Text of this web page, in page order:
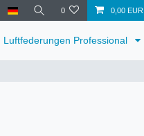
0 0,00 EUR
Luftfederungen Professional